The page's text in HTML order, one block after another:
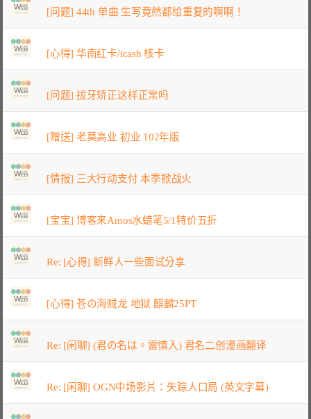
[问题] 44th 单曲 生写竟然都给重复的啊啊！
[心得] 华南红卡/icash 核卡
[问题] 拔牙矫正这样正常吗
[赠送] 老莫高业 初业 102年版
[情报] 三大行动支付 本季掀战火
[宝宝] 博客来Amos水蜡笔5/1特价五折
Re: [心得] 新鲜人一些面试分享
[心得] 苍の海贼龙 地狱 麒麟25PT
Re: [闲聊] (君の名は。雷慎入) 君名二创漫画翻译
Re: [闲聊] OGN中场影片：失踪人口局 (英文字幕)